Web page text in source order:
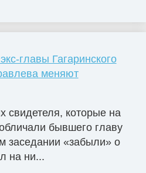
главы Гагаринского
меняют
свидетеля, которые на
бывшего главу
заседании «забыли» о
на ни...